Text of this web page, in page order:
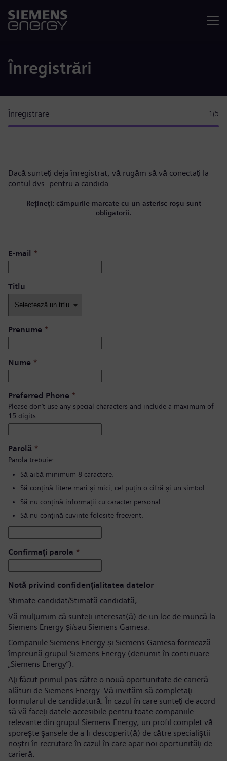
Înregistrări
Înregistrare 1 /5
Dacă sunteți deja înregistrat, vă rugăm să vă conectați la
contul dvs. pentru a candida.
Rețineți: câmpurile marcate cu un asterisc roșu sunt
obligatorii.
E-mail *
Titlu
Prenume *
Nume *
Preferred Phone *
Please don’t use any special characters and include a maximum of
15 digits.
Parolă *
Parola trebuie:
Să aibă minimum 8 caractere.
Să conțină litere mari și mici, cel puțin o cifră și un simbol.
Să nu conțină informații cu caracter personal.
Să nu conțină cuvinte folosite frecvent.
Confirmați parola *
Notă privind confidențialitatea datelor
Stimate candidat/Stimată candidată,
Vă mulţumim că sunteți interesat(ă) de un loc de muncă la
Siemens Energy și/sau Siemens Gamesa.
Companiile Siemens Energy și Siemens Gamesa formează
împreună grupul Siemens Energy (denumit în continuare
„Siemens Energy”).
Aţi făcut primul pas către o nouă oportunitate de carieră
alături de Siemens Energy. Vă invităm să completaţi
formularul de candidatură. În cazul în care sunteți de acord
să vă faceți datele accesibile pentru toate companiile
relevante din grupul Siemens Energy, un profil complet vă
sporeşte şansele de a fi descoperit(ă) de către specialiştii
noştri în recrutare în cazul în care apar noi oportunităţi de
carieră.